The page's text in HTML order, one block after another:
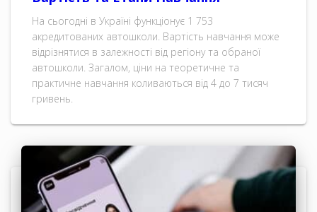
На сьогодні в Україні функціонує 1 753
акредитованих автошколи. Вартість навчання може
відрізнятися в залежності від регіону та обраної
автошколи. Загалом, ціни на теоретичне та
практичне навчання коливаються від 4 до 7 тисяч
гривень.